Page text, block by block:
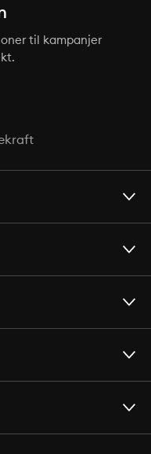
til kampanjer